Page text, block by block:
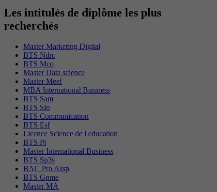
Les intitulés de diplôme les plus
recherchés
Master Marketing Digital
BTS Ndrc
BTS Mco
Master Data science
Master Meef
MBA International Business
BTS Sam
BTS Sio
BTS Communication
BTS Esf
Licence Science de l education
BTS Pi
Master International Business
BTS Sp3s
BAC Pro Assp
BTS Gpme
Master MA